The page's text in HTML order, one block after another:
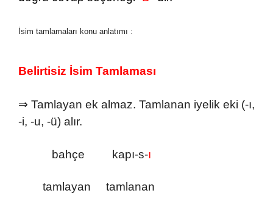
İsim tamlamaları konu anlatımı :
Belirtisiz İsim Tamlaması
⇒ Tamlayan ek almaz. Tamlanan iyelik eki (-ı,
-i, -u, -ü) alır.
bahçe kapı-s-ı
tamlayan tamlanan